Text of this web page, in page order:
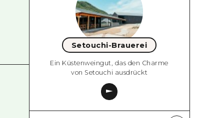
Setouchi-Brauerei
Ein Küstenweingut, das den Charme
von Setouchi ausdrückt